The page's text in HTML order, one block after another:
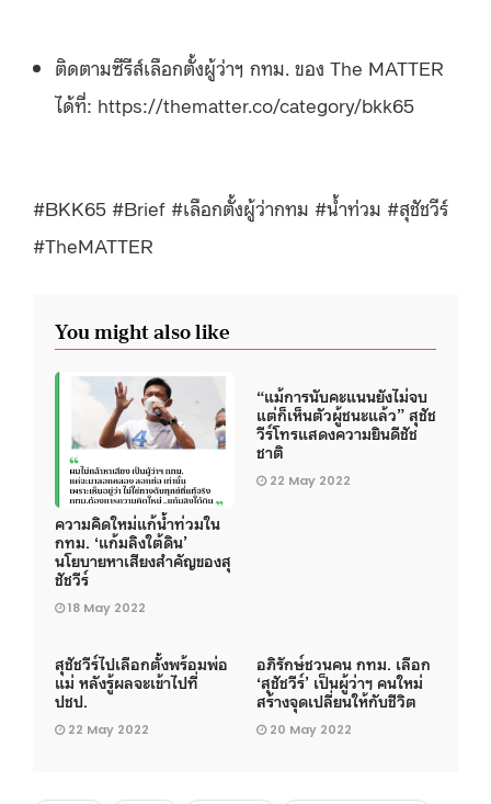
ติดตามซีรีส์เลือกตั้งผู้ว่าฯ กทม. ของ The MATTER
ได้ที่: https://thematter.co/category/bkk65
#BKK65 #Brief #เลือกตั้งผู้ว่ากทม #น้ำท่วม #สุชัชวีร์
#TheMATTER
You might also like
ความคิดใหม่แก้น้ำท่วมใน
กทม. ‘แก้มลิงใต้ดิน’
นโยบายหาเสียงสำคัญของสุ
ชัชวีร์
18 May 2022
“แม้การนับคะแนนยังไม่จบ
แต่ก็เห็นตัวผู้ชนะแล้ว” สุชัช
วีร์โทรแสดงความยินดีชัช
ชาติ
22 May 2022
สุชัชวีร์ไปเลือกตั้งพร้อมพ่อ
แม่ หลังรู้ผลจะเข้าไปที่
ปชป.
22 May 2022
อภิรักษ์ชวนคน กทม. เลือก
‘สุชัชวีร์’ เป็นผู้ว่าฯ คนใหม่
สร้างจุดเปลี่ยนให้กับชีวิต
20 May 2022